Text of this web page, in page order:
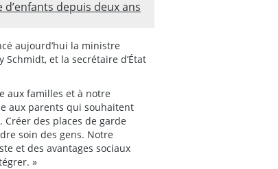
d’enfants depuis deux ans
aujourd’hui la ministre
Schmidt, et la secrétaire d’État
aux familles et à notre
aux parents qui souhaitent
des places de garde
soin des gens. Notre
et des avantages sociaux
»